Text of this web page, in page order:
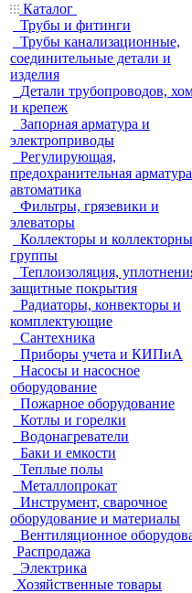
Каталог
Трубы и фитинги
Трубы канализационные,
соединительные детали и
изделия
Детали трубопроводов,
и крепеж
Запорная арматура и
электроприводы
Регулирующая,
предохранительная
автоматика
Фильтры, грязевики и
элеваторы
Коллекторы и
группы
Теплоизоляция,
защитные покрытия
Радиаторы, конвекторы и
комплектующие
Сантехника
Приборы учета и КИПиА
Насосы и насосное
оборудование
Пожарное оборудование
Котлы и горелки
Водонагреватели
Баки и емкости
Теплые полы
Металлопрокат
Инструмент, сварочное
оборудование и материалы
Вентиляционное
Распродажа
Электрика
Хозяйственные товары